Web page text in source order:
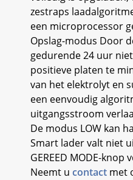
zestraps
een microprocessor
Opslag-modus Door
gedurende 24 uur
positieve platen te
van het elektrolyt en
een eenvoudig
uitgangsstroom
De modus LOW kan
Smart lader valt niet
GEREED MODE-
Neemt u contact met